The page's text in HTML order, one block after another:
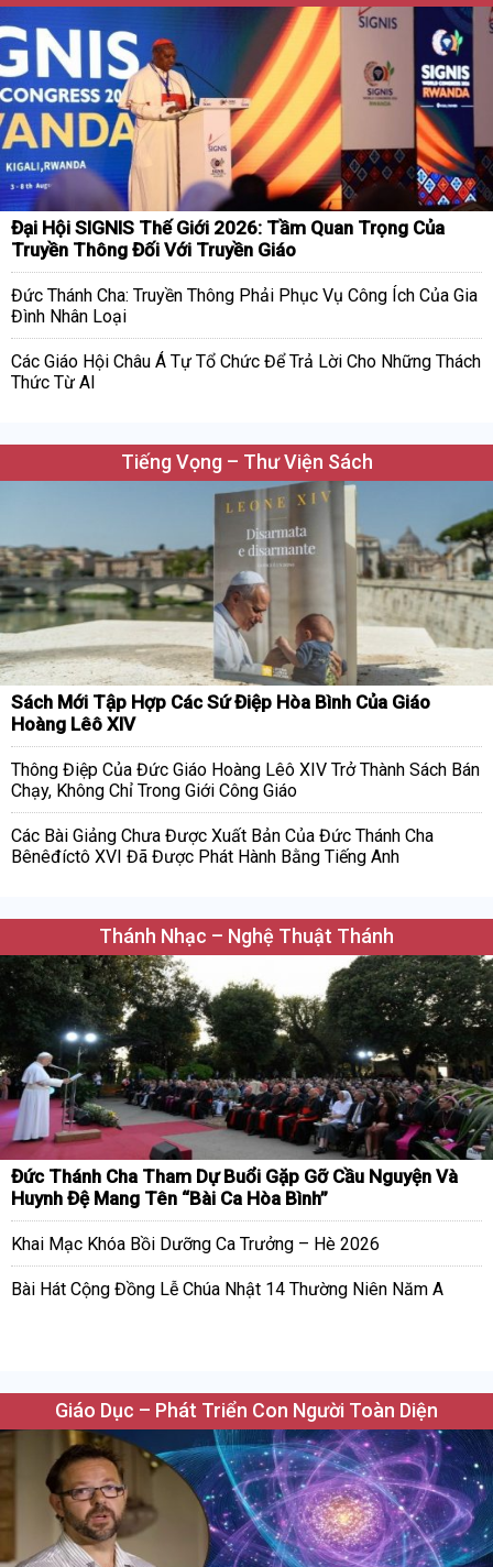
Đại Hội SIGNIS Thế Giới 2026: Tầm Quan Trọng Của
Truyền Thông Đối Với Truyền Giáo
Đức Thánh Cha: Truyền Thông Phải Phục Vụ Công Ích Của Gia
Đình Nhân Loại
Các Giáo Hội Châu Á Tự Tổ Chức Để Trả Lời Cho Những Thách
Thức Từ AI
Tiếng Vọng – Thư Viện Sách
Sách Mới Tập Hợp Các Sứ Điệp Hòa Bình Của Giáo
Hoàng Lêô XIV
Thông Điệp Của Đức Giáo Hoàng Lêô XIV Trở Thành Sách Bán
Chạy, Không Chỉ Trong Giới Công Giáo
Các Bài Giảng Chưa Được Xuất Bản Của Đức Thánh Cha
Bênêđíctô XVI Đã Được Phát Hành Bằng Tiếng Anh
Thánh Nhạc – Nghệ Thuật Thánh
Đức Thánh Cha Tham Dự Buổi Gặp Gỡ Cầu Nguyện Và
Huynh Đệ Mang Tên “Bài Ca Hòa Bình”
Khai Mạc Khóa Bồi Dưỡng Ca Trưởng – Hè 2026
Bài Hát Cộng Đồng Lễ Chúa Nhật 14 Thường Niên Năm A
Giáo Dục – Phát Triển Con Người Toàn Diện